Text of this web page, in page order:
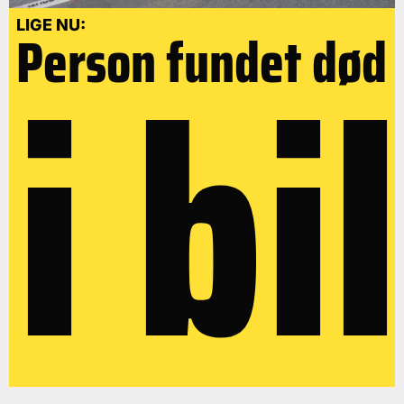
LIGE NU:
Person fundet død
i bil